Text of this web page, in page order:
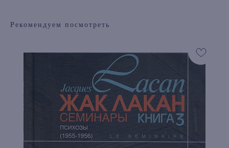
Рекомендуем посмотреть